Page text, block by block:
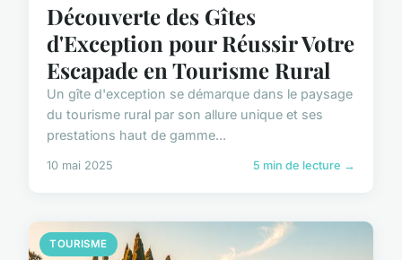
Découverte des Gîtes
d'Exception pour Réussir Votre
Escapade en Tourisme Rural
Un gîte d'exception se démarque dans le paysage
du tourisme rural par son allure unique et ses
prestations haut de gamme...
10 mai 2025 5 min de lecture →
TOURISME